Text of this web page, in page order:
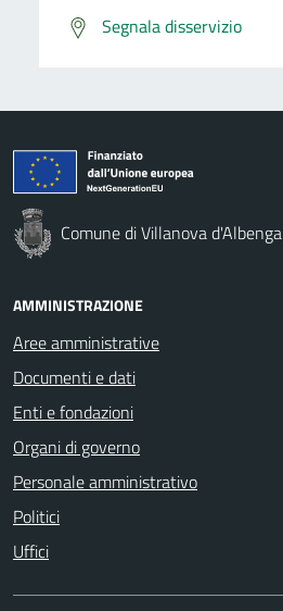
Segnala disservizio
Comune di Villanova d'Albenga
AMMINISTRAZIONE
Aree amministrative
Documenti e dati
Enti e fondazioni
Organi di governo
Personale amministrativo
Politici
Uffici